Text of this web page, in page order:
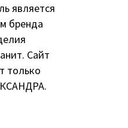
является
бренда
Сайт
только